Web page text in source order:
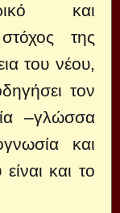
και
της
του νέου,
τον
–γλώσσα
και
και το